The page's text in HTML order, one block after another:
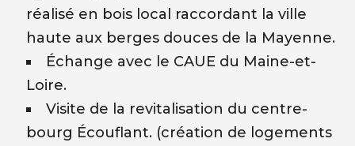
réalisé en bois local raccordant la ville
haute aux berges douces de la Mayenne.
Échange avec le CAUE du Maine-et-
Loire.
Visite de la revitalisation du centre-
bourg Écouflant. (création de logements